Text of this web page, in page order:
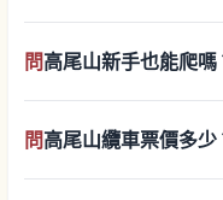
問高尾山新手也能爬
問高尾山纜車票價多